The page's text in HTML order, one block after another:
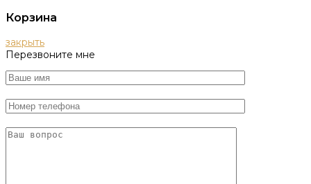
Корзина
закрыть
Перезвоните мне